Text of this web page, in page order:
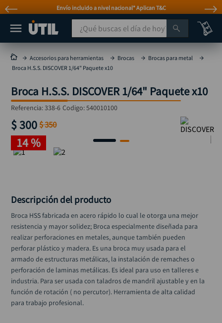
Envío incluido a nivel nacional* Aplican T&C
¿Qué buscas el día de hoy?
Accesorios para herramientas Brocas
Brocas para metal
Broca H.S.S. DISCOVER 1/64" Paquete x10
Broca H.S.S. DISCOVER 1/64" Paquete x10
Referencia:338-6 Codigo:540010100
$300 $350
14 %
Descripción del producto
Broca HSS fabricada en acero rápido lo cual le otorga una mejor
resistencia y mayor solidez; Broca especialmente diseñada para
realizar perforaciones en metales, aunque también pueden
perforar plástico y madera. Es una broca muy usada para el
armado de estructuras metálicas, la instalación de remaches o
perforación de laminas metálicas. Es ideal para uso en talleres e
industria. Para ser usada con taladros de mandril ajustable y en la
función de rotación ( no percutor). Herramienta de alta calidad
para trabajo profesional.
MÁS BUSCADOS
taladro
taladros pulidoras
compresor
llave
combo
ruteadora
sierra circular
rueda
black decker